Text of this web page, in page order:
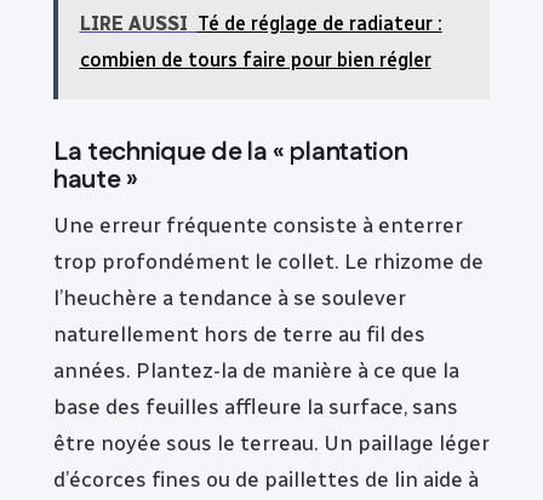
LIRE AUSSI Té de réglage de radiateur :
combien de tours faire pour bien régler
La technique de la « plantation
haute »
Une erreur fréquente consiste à enterrer
trop profondément le collet. Le rhizome de
l’heuchère a tendance à se soulever
naturellement hors de terre au fil des
années. Plantez-la de manière à ce que la
base des feuilles affleure la surface, sans
être noyée sous le terreau. Un paillage léger
d’écorces fines ou de paillettes de lin aide à